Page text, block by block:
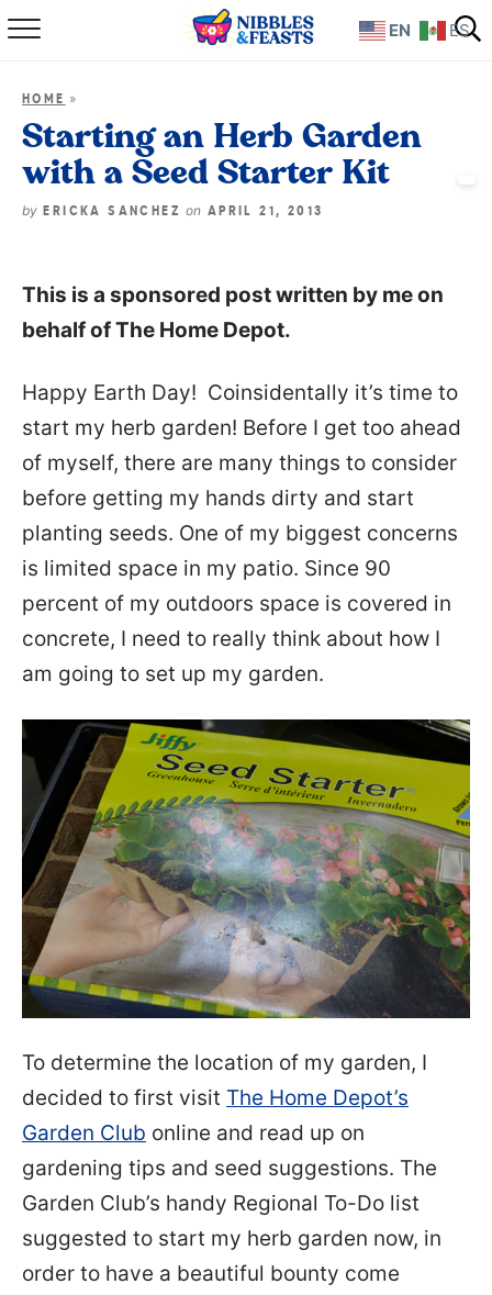
Home
Recipes
Books
HOME »
Starting an Herb Garden
with a Seed Starter Kit
by ERICKA SANCHEZon APRIL 21, 2013
This is a sponsored post written by me on
behalf of The Home Depot.
Happy Earth Day! Coinsidentally it’s time to
start my herb garden! Before I get too ahead
of myself, there are many things to consider
before getting my hands dirty and start
planting seeds. One of my biggest concerns
is limited space in my patio. Since 90
percent of my outdoors space is covered in
concrete, I need to really think about how I
am going to set up my garden.
To determine the location of my garden, I
decided to first visit The Home Depot’s
Garden Club online and read up on
gardening tips and seed suggestions. The
Garden Club’s handy Regional To-Do list
suggested to start my herb garden now, in
order to have a beautiful bounty come
EN ES